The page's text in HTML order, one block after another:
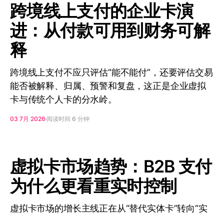
跨境线上支付的企业卡演
进：从付款可用到财务可解
释
跨境线上支付不应只评估“能不能付”，还要评估交易
能否被解释、归属、预警和复盘，这正是企业虚拟
卡与传统个人卡的分水岭。
03 7月 2026 阅读时间 6 分钟
虚拟卡市场趋势：B2B 支付
为什么更看重实时控制
虚拟卡市场的增长主线正在从“替代实体卡”转向“实